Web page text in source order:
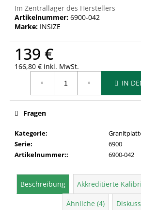
Im Zentrallager des Herstellers
Artikelnummer: 6900-042
Marke: INSIZE
139 €
166,80 € inkl. MwSt.
IN
Kategorie:
Serie:
6900
Artikelnummer:: 6900-042
Fragen
Beschreibung Akkreditierte
Ähnliche (4)